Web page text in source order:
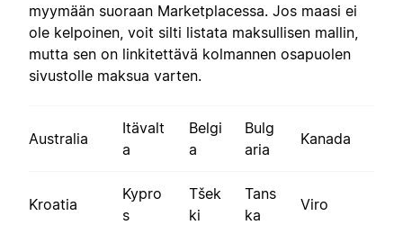
myymään suoraan Marketplacessa. Jos maasi ei
ole kelpoinen, voit silti listata maksullisen mallin,
mutta sen on linkitettävä kolmannen osapuolen
sivustolle maksua varten.
Australia
Itävalt
a
Belgi
a
Bulg
aria
Kanada
Kroatia
Kypro
s
Tšek
ki
Tans
ka
Viro